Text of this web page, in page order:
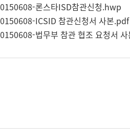
론스타ISD참관신청.hwp
ICSID 참관신청서 사본.pdf
법무부 참관 협조 요청서